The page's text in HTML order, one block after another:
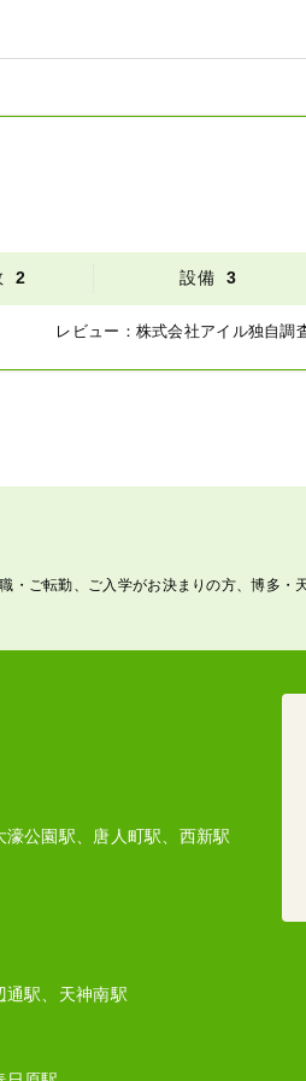
2 設備 3
レビュー： 株式会社アイル独自調
・ご転勤、ご入学がお決まりの方、博多
公園駅、唐人町駅、西新駅
通駅、天神南駅